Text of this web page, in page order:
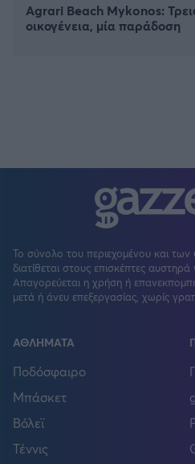
Agrari Beach Mykonos:
οικογένεια, μία παράδοση
Το σύνολο του περιεχομένου και
διατίθεται στους επισκέπτες
Απαγορεύεται η χρήση ή
μετά ή άνευ επεξεργασίας, χωρίς
ΑΘΛΗΜΑΤΑ
Ποδόσφαιρο
Μπάσκετ
Βόλεϊ
Τέννις